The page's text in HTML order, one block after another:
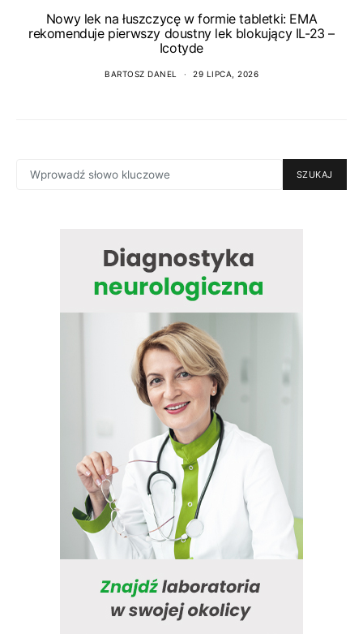
Nowy lek na łuszczycę w formie tabletki: EMA
rekomenduje pierwszy doustny lek blokujący IL-23 –
Icotyde
BARTOSZ DANEL 29 LIPCA, 2026
FOR:
SZUKAJ